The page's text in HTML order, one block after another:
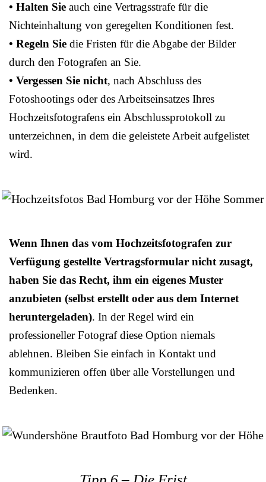
• Halten Sie auch eine Vertragsstrafe für die
Nichteinhaltung von geregelten Konditionen fest.
• Regeln Sie die Fristen für die Abgabe der Bilder
durch den Fotografen an Sie.
• Vergessen Sie nicht, nach Abschluss des
Fotoshootings oder des Arbeitseinsatzes Ihres
Hochzeitsfotografens ein Abschlussprotokoll zu
unterzeichnen, in dem die geleistete Arbeit aufgelistet
wird.
Wenn Ihnen das vom Hochzeitsfotografen zur
Verfügung gestellte Vertragsformular nicht zusagt,
haben Sie das Recht, ihm ein eigenes Muster
anzubieten (selbst erstellt oder aus dem Internet
heruntergeladen). In der Regel wird ein
professioneller Fotograf diese Option niemals
ablehnen. Bleiben Sie einfach in Kontakt und
kommunizieren offen über alle Vorstellungen und
Bedenken.